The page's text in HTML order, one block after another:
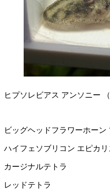
ヒプソレビアス アンソニー
ビッグヘッドフラワーホーン
ハイフェソブリコン エピカリ
カージナルテトラ
レッドテトラ